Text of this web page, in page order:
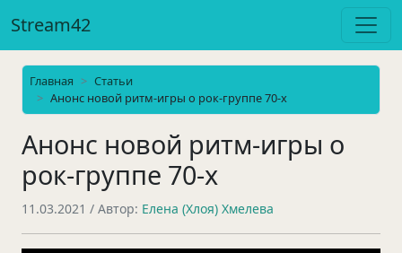
Stream42
Главная
Статьи
Анонс новой ритм-игры о рок-группе 70-х
Анонс новой ритм-игры о
рок-группе 70-х
11.03.2021 / Автор: Елена (Хлоя) Хмелева